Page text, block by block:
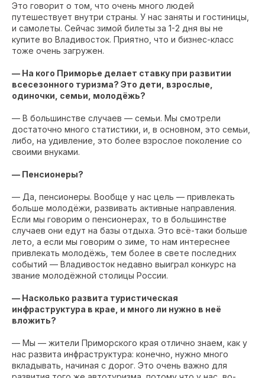
Это говорит о том, что очень много людей
путешествует внутри страны. У нас заняты и гостиницы,
и самолеты. Сейчас зимой билеты за 1-2 дня вы не
купите во Владивосток. Приятно, что и бизнес-класс
тоже очень загружен.
— На кого Приморье делает ставку при развитии
всесезонного туризма? Это дети, взрослые,
одиночки, семьи, молодёжь?
— В большинстве случаев — семьи. Мы смотрели
достаточно много статистики, и, в основном, это семьи,
либо, на удивление, это более взрослое поколение со
своими внуками.
— Пенсионеры?
— Да, пенсионеры. Вообще у нас цель — привлекать
больше молодёжи, развивать активные направления.
Если мы говорим о пенсионерах, то в большинстве
случаев они едут на базы отдыха. Это всё-таки больше
лето, а если мы говорим о зиме, то нам интереснее
привлекать молодёжь, тем более в свете последних
событий — Владивосток недавно выиграл конкурс на
звание молодёжной столицы России.
— Насколько развита туристическая
инфраструктура в крае, и много ли нужно в неё
вложить?
— Мы — жители Приморского края отлично знаем, как у
нас развита инфраструктура: конечно, нужно много
вкладывать, начиная с дорог. Это очень важно для